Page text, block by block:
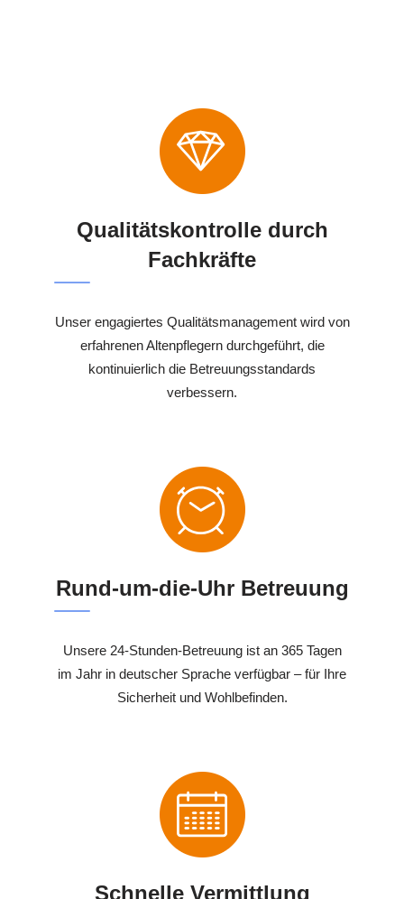
Qualitätskontrolle durch
Fachkräfte
Unser engagiertes Qualitätsmanagement wird von
erfahrenen Altenpflegern durchgeführt, die
kontinuierlich die Betreuungsstandards
verbessern.
Rund-um-die-Uhr Betreuung
Unsere 24-Stunden-Betreuung ist an 365 Tagen
im Jahr in deutscher Sprache verfügbar – für Ihre
Sicherheit und Wohlbefinden.
Schnelle Vermittlung